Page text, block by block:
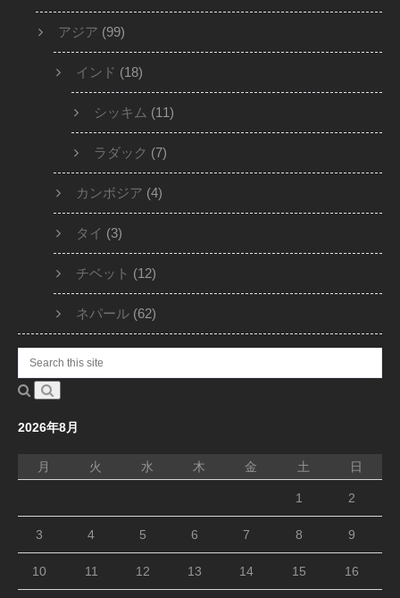
アジア (99)
インド (18)
シッキム (11)
ラダック (7)
カンボジア (4)
タイ (3)
チベット (12)
ネパール (62)
2026年8月
月 火 水 木 金 土 日
1 2
3 4 5 6 7 8 9
10 11 12 13 14 15 16